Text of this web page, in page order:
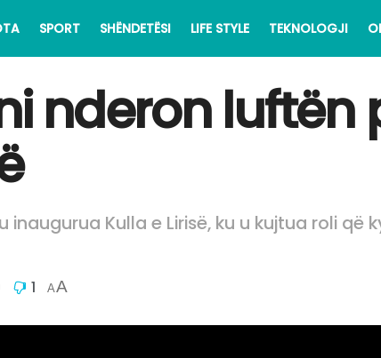
SPORT SHËNDETËSI LIFE STYLE TEKNOLOGJI
nderon luftën
inaugurua Kulla e Lirisë, ku u kujtua roli
1 AA